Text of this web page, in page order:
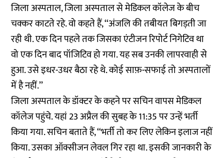
जिला अस्पताल, जिला अस्पताल से मेडिकल कॉलेज के बीच
चक्कर काटते रहे. वो कहते हैं, ‘‘अंजलि की तबीयत बिगड़ती जा
रही थी. एक दिन पहले तक जिसका एंटीजन रिपोर्ट निगेटिव था
वो एक दिन बाद पॉजिटिव हो गया. यह सब उनकी लापरवाही से
हुआ. उसे इधर-उधर बैठा रहे थे. कोई साफ़-सफाई तो अस्पतालों
में है नहीं.’’
जिला अस्पताल के डॉक्टर के कहने पर सचिन वापस मेडिकल
कॉलेज पहुंचे. यहां 23 अप्रैल की सुबह के 11:35 पर उन्हें भर्ती
किया गया. सचिन बताते हैं, ‘‘भर्ती तो कर लिए लेकिन इलाज नहीं
किया. उसका ऑक्सीजन लेवल गिर रहा था. इसकी जानकारी के